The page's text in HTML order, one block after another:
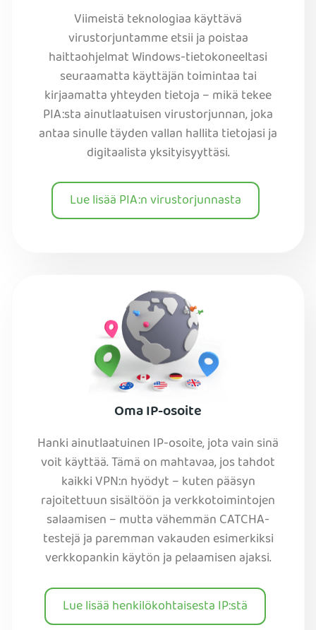
Viimeistä teknologiaa käyttävä
virustorjuntamme etsii ja poistaa
haittaohjelmat Windows-tietokoneeltasi
seuraamatta käyttäjän toimintaa tai
kirjaamatta yhteyden tietoja – mikä tekee
PIA:sta ainutlaatuisen virustorjunnan, joka
antaa sinulle täyden vallan hallita tietojasi ja
digitaalista yksityisyyttäsi.
Lue lisää PIA:n virustorjunnasta
Oma IP-osoite
Hanki ainutlaatuinen IP-osoite, jota vain sinä
voit käyttää. Tämä on mahtavaa, jos tahdot
kaikki VPN:n hyödyt – kuten pääsyn
rajoitettuun sisältöön ja verkkotoimintojen
salaamisen – mutta vähemmän CATCHA-
testejä ja paremman vakauden esimerkiksi
verkkopankin käytön ja pelaamisen ajaksi.
Lue lisää henkilökohtaisesta IP:stä